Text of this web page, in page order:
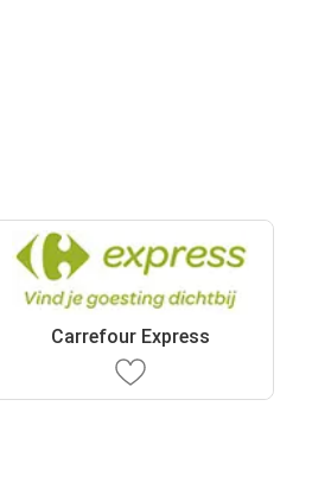
Carrefour Express